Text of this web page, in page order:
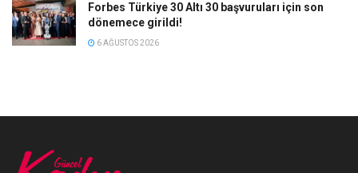
Forbes Türkiye 30 Altı 30 başvuruları için son
dönemece girildi!
6 AĞUSTOS 2026